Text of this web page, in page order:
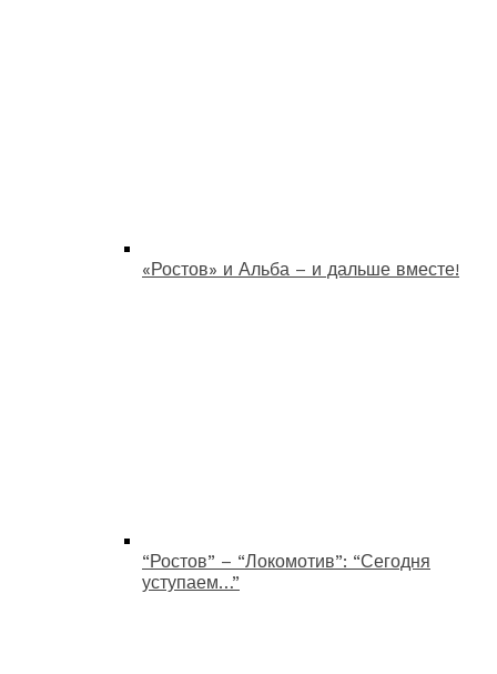
«Ростов» и Альба – и дальше вместе!
“Ростов” – “Локомотив”: “Сегодня
уступаем…”